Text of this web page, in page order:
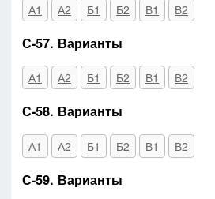
А1 А2 Б1 Б2 В1 В2
С-57. Варианты
А1 А2 Б1 Б2 В1 В2
С-58. Варианты
А1 А2 Б1 Б2 В1 В2
С-59. Варианты